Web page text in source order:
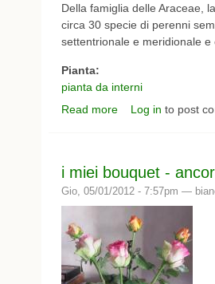
Della famiglia delle Araceae,
circa 30 specie di perenni
settentrionale e meridionale
Pianta:
pianta da interni
Read more about La
Log in to post
i miei bouquet -
Gio, 05/01/2012 - 7:57pm —